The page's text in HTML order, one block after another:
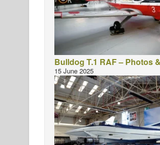
Bulldog T.1 RAF – Photos
15 June 2025